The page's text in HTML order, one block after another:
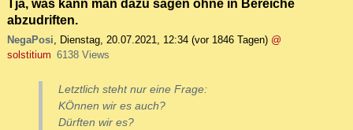
Tja, was kann man dazu sagen ohne in Bereiche
abzudriften.
NegaPosi, Dienstag, 20.07.2021, 12:34 (vor 1846 Tagen) @
solstitium 6138 Views
Letztlich steht nur eine Frage:
KÖnnen wir es auch?
Dürften wir es?